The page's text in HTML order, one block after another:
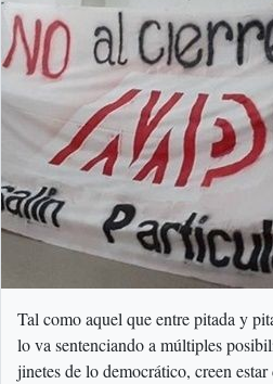
Tal como aquel que entre pitada y
lo va sentenciando a múltiples
jinetes de lo democrático, creen